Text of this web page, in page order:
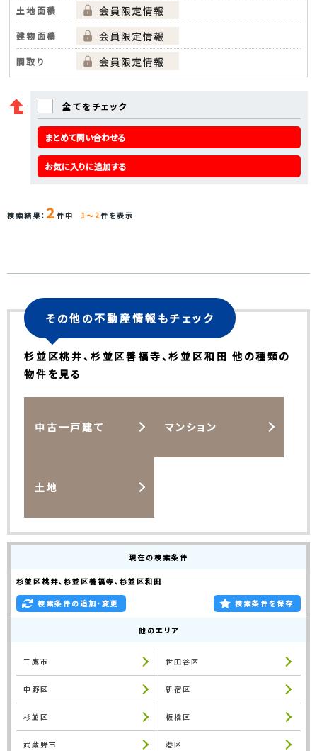
土地面積
建物面積
間取り
全てをチェック
まとめて問い合わせる
お気に入りに追加する
検索結果： 2 件中 1～2件を表示
その他の不動産情報もチェック
杉並区桃井、杉並区善福寺、杉並区和田 他の種類の
物件を見る
中古一戸建て マンション
土地
現在の検索条件
杉並区桃井、杉並区善福寺、杉並区和田
検索条件の追加・変更 検索条件を保存
他のエリア
三鷹市 世田谷区
中野区 新宿区
杉並区 板橋区
武蔵野市 港区